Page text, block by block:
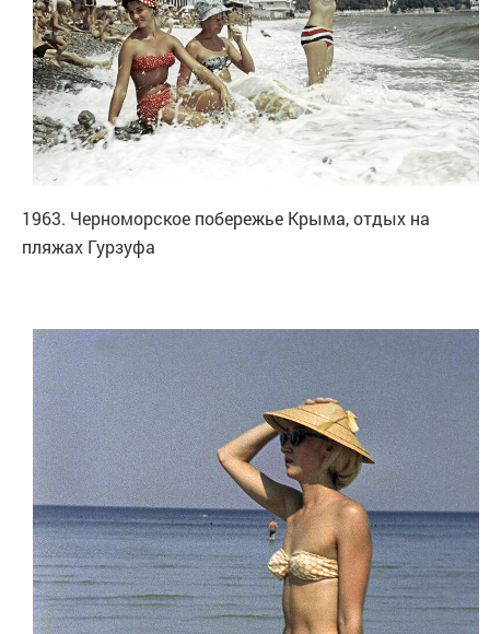
1963. Черноморское побережье Крыма, отдых на
пляжах Гурзуфа